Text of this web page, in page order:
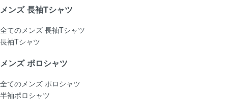
メンズ 長袖Tシャツ
全てのメンズ 長袖Tシャツ
長袖Tシャツ
メンズ ポロシャツ
全てのメンズ ポロシャツ
半袖ポロシャツ